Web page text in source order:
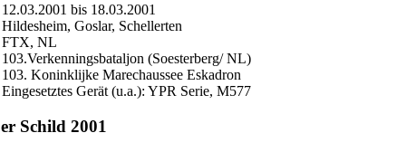
12.03.2001 bis 18.03.2001
Hildesheim, Goslar, Schellerten
FTX, NL
103.Verkenningsbataljon (Soesterberg/ NL)
103. Koninklijke Marechaussee Eskadron
Eingesetztes Gerät (u.a.): YPR Serie, M577
Schild 2001